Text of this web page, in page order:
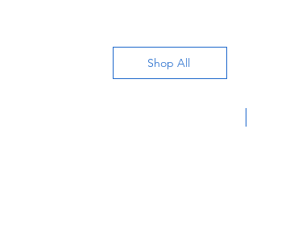
Shop All